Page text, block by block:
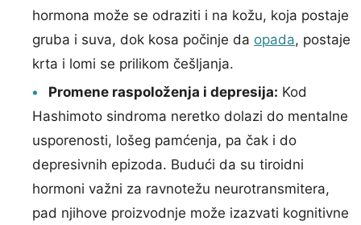
hormona može se odraziti i na kožu, koja postaje
gruba i suva, dok kosa počinje da opada, postaje
krta i lomi se prilikom češljanja.
Promene raspoloženja i depresija: Kod
Hashimoto sindroma neretko dolazi do mentalne
usporenosti, lošeg pamćenja, pa čak i do
depresivnih epizoda. Budući da su tiroidni
hormoni važni za ravnotežu neurotransmitera,
pad njihove proizvodnje može izazvati kognitivne